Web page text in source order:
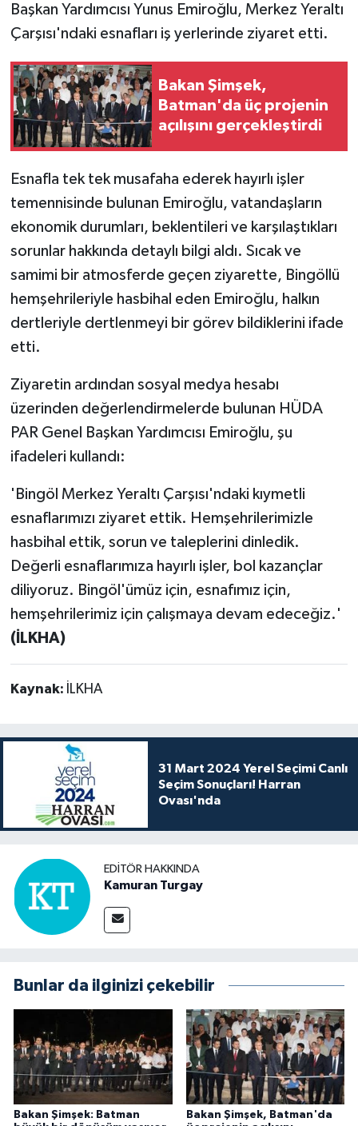
Başkan Yardımcısı Yunus Emiroğlu, Merkez Yeraltı
Çarşısı'ndaki esnafları iş yerlerinde ziyaret etti.
Bakan Şimşek,
Batman'da üç projenin
açılışını gerçekleştirdi
Esnafla tek tek musafaha ederek hayırlı işler
temennisinde bulunan Emiroğlu, vatandaşların
ekonomik durumları, beklentileri ve karşılaştıkları
sorunlar hakkında detaylı bilgi aldı. Sıcak ve
samimi bir atmosferde geçen ziyarette, Bingöllü
hemşehrileriyle hasbihal eden Emiroğlu, halkın
dertleriyle dertlenmeyi bir görev bildiklerini ifade
etti.
Ziyaretin ardından sosyal medya hesabı
üzerinden değerlendirmelerde bulunan HÜDA
PAR Genel Başkan Yardımcısı Emiroğlu, şu
ifadeleri kullandı:
'Bingöl Merkez Yeraltı Çarşısı'ndaki kıymetli
esnaflarımızı ziyaret ettik. Hemşehrilerimizle
hasbihal ettik, sorun ve taleplerini dinledik.
Değerli esnaflarımıza hayırlı işler, bol kazançlar
diliyoruz. Bingöl'ümüz için, esnafımız için,
hemşehrilerimiz için çalışmaya devam edeceğiz.'
(İLKHA)
Kaynak: İLKHA
31 Mart 2024 Yerel Seçimi Canlı
Seçim Sonuçları! Harran
Ovası'nda
EDITÖR HAKKINDA
Kamuran Turgay
Bunlar da ilginizi çekebilir
Bakan Şimşek: Batman
Bakan Şimşek, Batman'da